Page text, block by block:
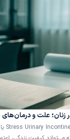
زنان؛ علت و